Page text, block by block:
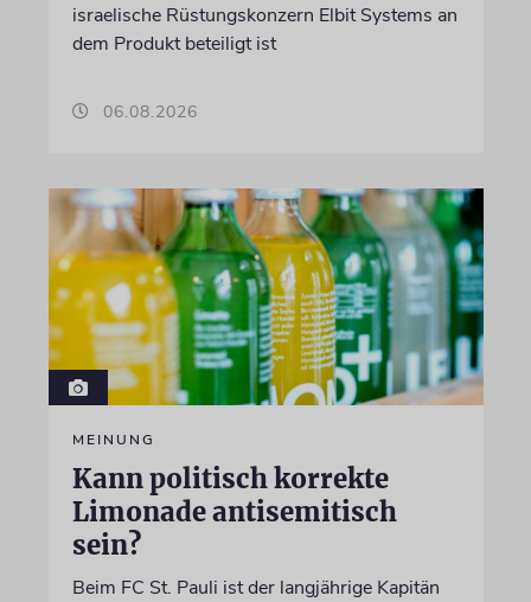
israelische Rüstungskonzern Elbit Systems an
dem Produkt beteiligt ist
06.08.2026
MEINUNG
Kann politisch korrekte
Limonade antisemitisch
sein?
Beim FC St. Pauli ist der langjährige Kapitän